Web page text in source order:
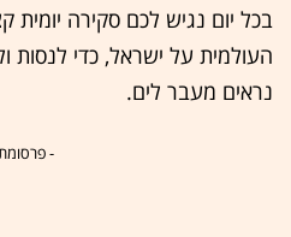
בכל יום נגיש לכם סקירה
העולמית על ישראל, כדי לנסות
נראים מעבר לים.
-